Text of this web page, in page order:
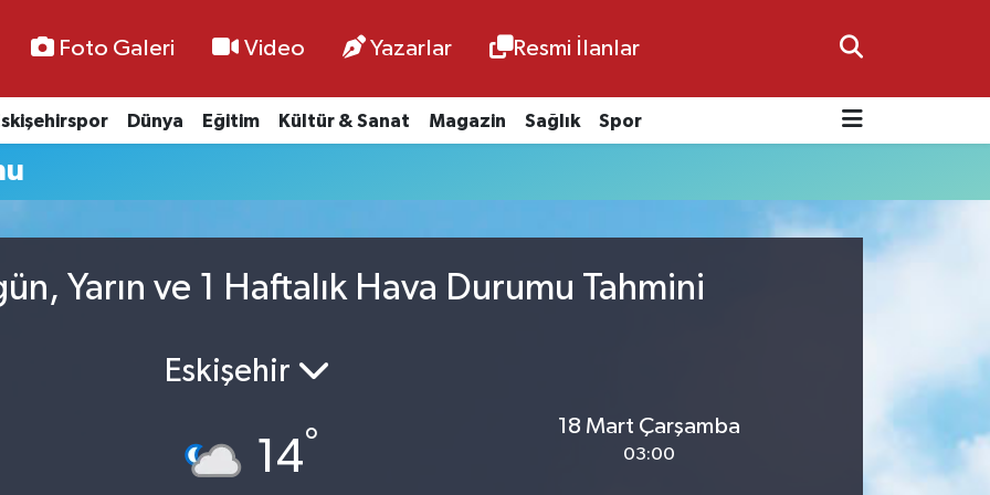
Foto Galeri Video Yazarlar Resmi İlanlar
Dünya Eğitim Kültür & Sanat Magazin Sağlık Spor
Yarın ve 1 Haftalık Hava Durumu Tahmini
Eskişehir
14°
18 Mart Çarşamba
03:00